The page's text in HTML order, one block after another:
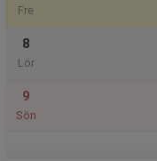
Fre
8
Lör
9
Sön